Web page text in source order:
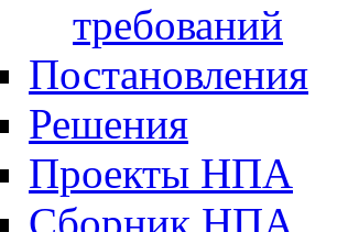
требований
Постановления
Решения
Проекты НПА
Сборник НПА